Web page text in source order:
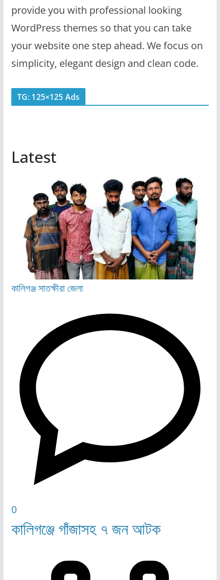
provide you with professional looking
WordPress themes so that you can take
your website one step ahead. We focus on
simplicity, elegant design and clean code.
TG: 125×125 Ads
Latest
কালিগঞ্জসাতক্ষীরা জেলা
0
কালিগঞ্জে গাঁজাসহ ৭ জন আটক